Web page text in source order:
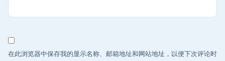
在此浏览器中保存我的显示名称、邮箱地址和网站地址，以便下次评论时